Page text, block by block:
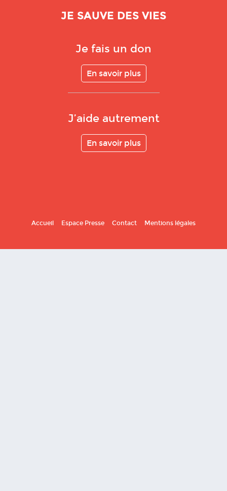
JE SAUVE DES VIES
Je fais un don
En savoir plus
J’aide autrement
En savoir plus
Accueil Espace Presse Contact Mentions légales